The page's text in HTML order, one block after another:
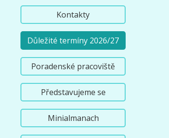
Kontakty
Důležité termíny 2026/27
Poradenské pracoviště
Představujeme se
Minialmanach